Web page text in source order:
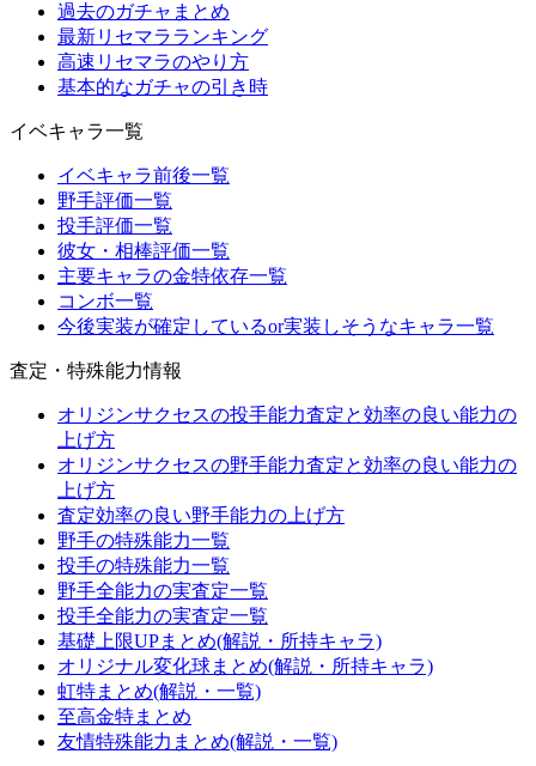
過去のガチャまとめ
最新リセマラランキング
高速リセマラのやり方
基本的なガチャの引き時
イベキャラ一覧
イベキャラ前後一覧
野手評価一覧
投手評価一覧
彼女・相棒評価一覧
主要キャラの金特依存一覧
コンボ一覧
今後実装が確定しているor実装しそうなキャラ一覧
査定・特殊能力情報
オリジンサクセスの投手能力査定と効率の良い能力の
上げ方
オリジンサクセスの野手能力査定と効率の良い能力の
上げ方
査定効率の良い野手能力の上げ方
野手の特殊能力一覧
投手の特殊能力一覧
野手全能力の実査定一覧
投手全能力の実査定一覧
基礎上限UPまとめ(解説・所持キャラ)
オリジナル変化球まとめ(解説・所持キャラ)
虹特まとめ(解説・一覧)
至高金特まとめ
友情特殊能力まとめ(解説・一覧)